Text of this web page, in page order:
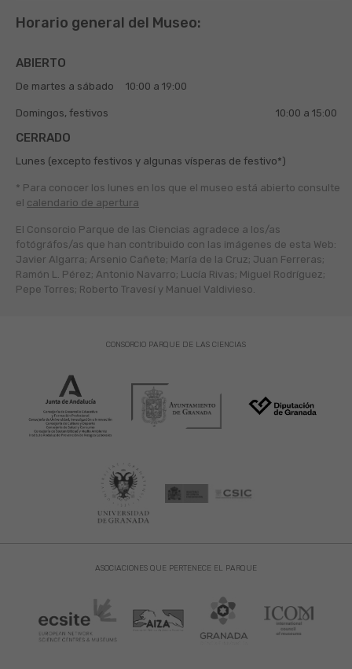
Horario general del Museo:
ABIERTO
De martes a sábado 10:00 a 19:00
Domingos, festivos 10:00 a 15:00
CERRADO
Lunes (excepto festivos y algunas vísperas de festivo*)
* Para conocer los lunes en los que el museo está abierto consulte
el calendario de apertura
El Consorcio Parque de las Ciencias agradece a los/as
fotógráfos/as que han contribuido con las imágenes de esta Web:
Javier Algarra; Arsenio Cañete; María de la Cruz; Juan Ferreras;
Ramón L. Pérez; Antonio Navarro; Lucía Rivas; Miguel Rodríguez;
Pepe Torres; Roberto Travesí y Manuel Valdivieso.
ASOCIACIONES QUE PERTENECE EL PARQUE
CONSORCIO PARQUE DE LAS CIENCIAS